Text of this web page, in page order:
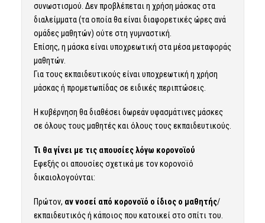
συνωστισμού. Δεν προβλέπεται η χρήση μάσκας στα
διαλείμματα (τα οποία θα είναι διαφορετικές ώρες ανά
ομάδες μαθητών) ούτε στη γυμναστική.
Επίσης, η μάσκα είναι υποχρεωτική στα μέσα μεταφοράς
μαθητών.
Για τους εκπαιδευτικούς είναι υποχρεωτική η χρήση
μάσκας ή προμετωπίδας σε ειδικές περιπτώσεις.
Η κυβέρνηση θα διαθέσει δωρεάν υφασμάτινες μάσκες
σε όλους τους μαθητές και όλους τους εκπαιδευτικούς.
Τι θα γίνει με τις απουσίες λόγω κορονοϊού
Εφεξής οι απουσίες σχετικά με τον κορονοϊό
δικαιολογούνται:
Πρώτον, αν νοσεί από κορονοϊό ο ίδιος ο μαθητής/
εκπαιδευτικός ή κάποιος που κατοικεί στο σπίτι του.